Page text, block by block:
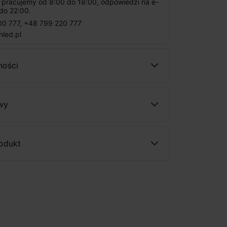
pracujemy od 8:00 do 18:00, odpowiedzi na e-
22:00.
777, +48 799 220 777